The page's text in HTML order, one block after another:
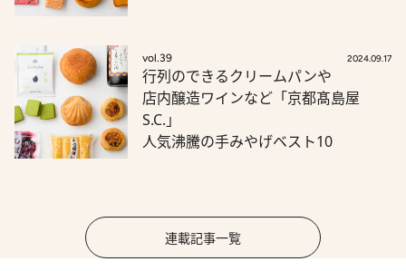
vol.39 2024.09.17
行列のできるクリームパンや
店内醸造ワインなど「京都髙島屋
S.C.」
人気沸騰の手みやげベスト10
連載記事一覧